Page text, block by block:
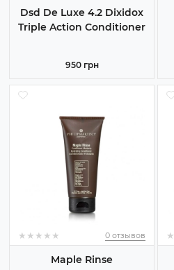
Dsd De Luxe 4.2 Dixidox
Triple Action Conditioner
950 грн
★
★ ★
★ ★
★ ★
★ ★
★ 0 отзывов
Maple Rinse
★
★